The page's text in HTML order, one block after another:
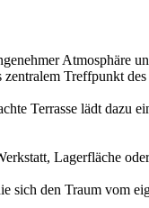
Atmosphäre
Treffpunkt
Terrasse lädt dazu
Lagerfläche
sich den Traum vom